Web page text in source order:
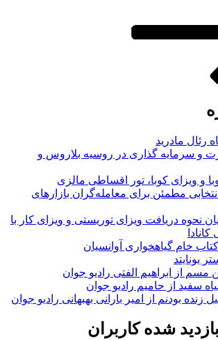
رئال مادرید
و سرمایه گذاری در روسیه بلاروس و
و ویزای کوبا، تور اقساطی مالزی
مطمئن برای معامله‌گران بازارهای
نحوه دریافت ویزای توریستی و ویزای کار با
خام گیاهخواری آوانسیان
یونایتد
مسم از ابراهیم الفتی رادیو جوان
سفید از حامیم رادیو جوان
زنده بودنم از امیر بارانی بهبهانی رادیو جوان
شده کاربران